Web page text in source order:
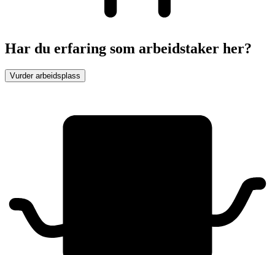
Har du erfaring som arbeidstaker her?
Vurder arbeidsplass